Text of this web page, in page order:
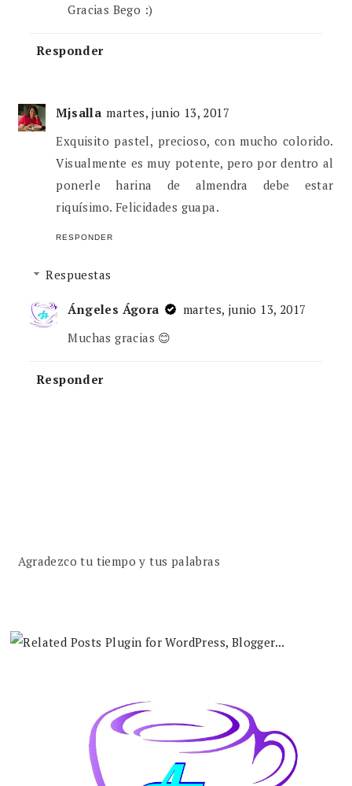
Gracias Bego :)
Responder
Mjsalla martes, junio 13, 2017
Exquisito pastel, precioso, con mucho colorido.
Visualmente es muy potente, pero por dentro al
ponerle harina de almendra debe estar
riquísimo. Felicidades guapa.
RESPONDER
Respuestas
Ángeles Ágora
martes, junio 13, 2017
Muchas gracias 😊
Responder
Agradezco tu tiempo y tus palabras